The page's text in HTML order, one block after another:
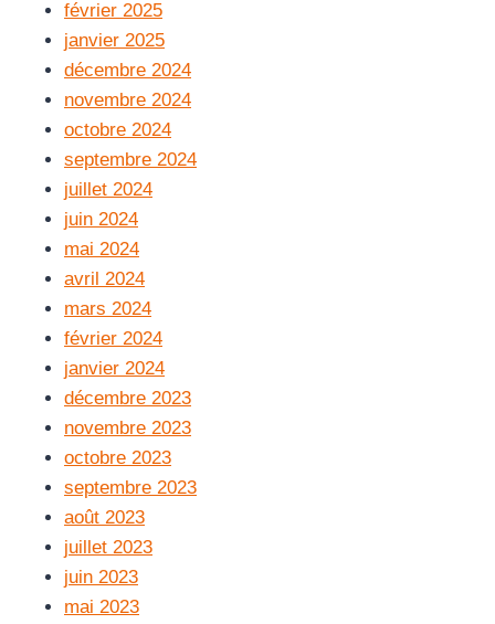
février 2025
janvier 2025
décembre 2024
novembre 2024
octobre 2024
septembre 2024
juillet 2024
juin 2024
mai 2024
avril 2024
mars 2024
février 2024
janvier 2024
décembre 2023
novembre 2023
octobre 2023
septembre 2023
août 2023
juillet 2023
juin 2023
mai 2023